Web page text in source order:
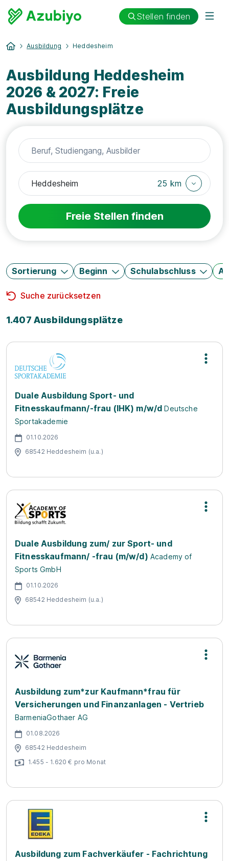
Stellen finden
Ausbildung Heddesheim
Ausbildung Heddesheim
2026 & 2027: Freie
Ausbildungsplätze
25 km
Freie Stellen finden
Sortierung Beginn Schulabschluss
Suche zurücksetzen
1.407 Ausbildungsplätze
Duale Ausbildung Sport- und
Fitnesskaufmann/-frau (IHK) m/w/d Deutsche
Sportakademie
01.10.2026
68542 Heddesheim (u.a.)
Duale Ausbildung zum/ zur Sport- und
Fitnesskaufmann/ -frau (m/w/d) Academy of
Sports GmbH
01.10.2026
68542 Heddesheim (u.a.)
Ausbildung zum*zur Kaufmann*frau für
Versicherungen und Finanzanlagen - Vertrieb
BarmeniaGothaer AG
01.08.2026
68542 Heddesheim
1.455 - 1.620 € pro Monat
Ausbildung zum Fachverkäufer - Fachrichtung